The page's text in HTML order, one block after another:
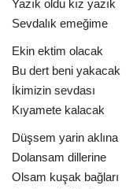
Yazık oldu kız yazık
Sevdalık emeğime
Ekin ektim olacak
Bu dert beni yakacak
İkimizin sevdası
Kıyamete kalacak
Düşsem yarin aklına
Dolansam dillerine
Olsam kuşak bağları